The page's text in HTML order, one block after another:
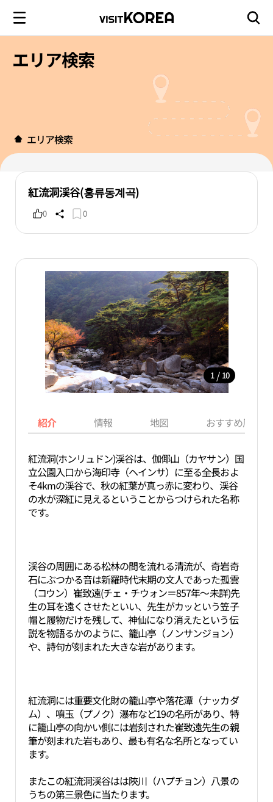
エリア検索
エリア検索
紅流洞渓谷(홍류동계곡)
0 0
1 / 10
紹介 情報 地図 おすすめ周辺
紅流洞(ホンリュドン)渓谷は、伽倻山（カヤサン）国
立公園入口から海印寺（ヘインサ）に至る全長およ
そ4kmの渓谷で、秋の紅葉が真っ赤に変わり、渓谷
の水が深紅に見えるということからつけられた名称
です。
渓谷の周囲にある松林の間を流れる清流が、奇岩奇
石にぶつかる音は新羅時代末期の文人であった孤雲
（コウン）崔致遠(チェ・チウォン＝857年～未詳)先
生の耳を遠くさせたといい、先生がカッという笠子
帽と履物だけを残して、神仙になり消えたという伝
説を物語るかのように、籠山亭（ノンサンジョン）
や、詩句が刻まれた大きな岩があります。
紅流洞には重要文化財の籠山亭や落花潭（ナッカダ
ム）、噴玉（プノク）瀑布など19の名所があり、特
に籠山亭の向かい側には岩刻された崔致遠先生の親
筆が刻まれた岩もあり、最も有名な名所となってい
ます。
またこの紅流洞渓谷はは陜川（ハプチョン）八景の
うちの第三景色に当たります。